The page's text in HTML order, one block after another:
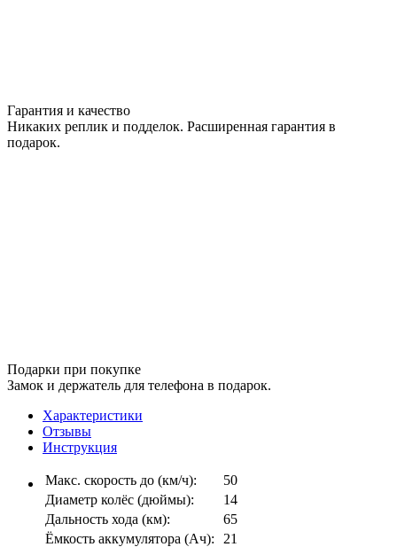
Гарантия и качество
Никаких реплик и подделок. Расширенная гарантия в
подарок.
Подарки при покупке
Замок и держатель для телефона в подарок.
Характеристики
Отзывы
Инструкция
Макс. скорость до (км/ч):
50
Диаметр колёс (дюймы):
14
Дальность хода (км):
65
Ёмкость аккумулятора (Ач):
21